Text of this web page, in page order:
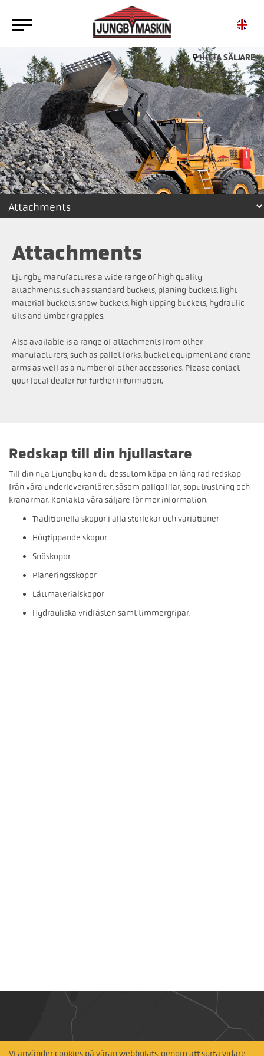
HITTA SÄLJARE
Attachments
Ljungby manufactures a wide range of high quality
attachments, such as standard buckets, planing buckets, light
material buckets, snow buckets, high tipping buckets, hydraulic
tilts and timber grapples.
Also available is a range of attachments from other
manufacturers, such as pallet forks, bucket equipment and crane
arms as well as a number of other accessories. Please contact
your local dealer for further information.
Redskap till din hjullastare
Till din nya Ljungby kan du dessutom köpa en lång rad redskap
från våra underleverantörer, såsom pallgafflar, soputrustning och
kranarmar. Kontakta våra säljare för mer information.
Traditionella skopor i alla storlekar och variationer
Högtippande skopor
Snöskopor
Planeringsskopor
Lättmaterialskopor
Hydrauliska vridfästen samt timmergripar.
Vi använder cookies på våran webbplats, genom att surfa vidare